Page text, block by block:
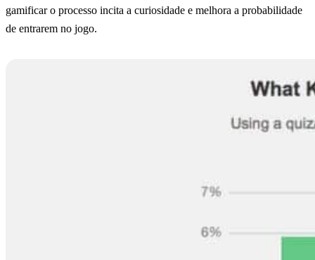
gamificar o processo incita a curiosidade e melhora a probabilidade
de entrarem no jogo.